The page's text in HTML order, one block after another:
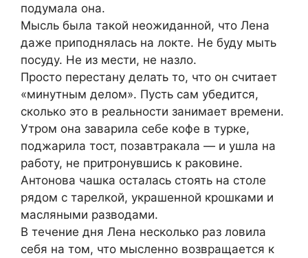
подумала она.
Мысль была такой неожиданной, что Лена
даже приподнялась на локте. Не буду мыть
посуду. Не из мести, не назло.
Просто перестану делать то, что он считает
«минутным делом». Пусть сам убедится,
сколько это в реальности занимает времени.
Утром она заварила себе кофе в турке,
поджарила тост, позавтракала — и ушла на
работу, не притронувшись к раковине.
Антонова чашка осталась стоять на столе
рядом с тарелкой, украшенной крошками и
масляными разводами.
В течение дня Лена несколько раз ловила
себя на том, что мысленно возвращается к